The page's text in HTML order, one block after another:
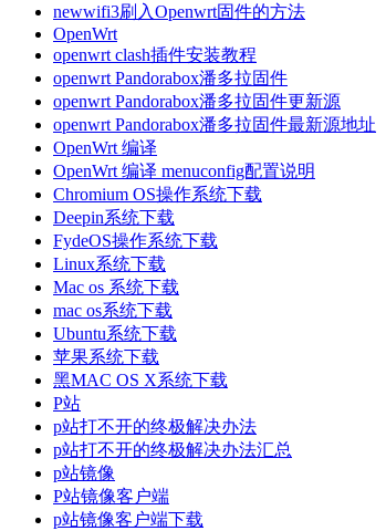
newwifi3刷入Openwrt固件的方法
OpenWrt
openwrt clash插件安装教程
openwrt Pandorabox潘多拉固件
openwrt Pandorabox潘多拉固件更新源
openwrt Pandorabox潘多拉固件最新源地址
OpenWrt 编译
OpenWrt 编译 menuconfig配置说明
Chromium OS操作系统下载
Deepin系统下载
FydeOS操作系统下载
Linux系统下载
Mac os 系统下载
mac os系统下载
Ubuntu系统下载
苹果系统下载
黑MAC OS X系统下载
P站
p站打不开的终极解决办法
p站打不开的终极解决办法汇总
p站镜像
P站镜像客户端
p站镜像客户端下载